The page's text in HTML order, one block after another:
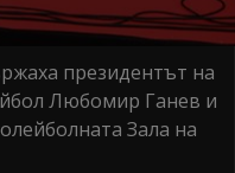
президентът на
Любомир Ганев и
Зала на